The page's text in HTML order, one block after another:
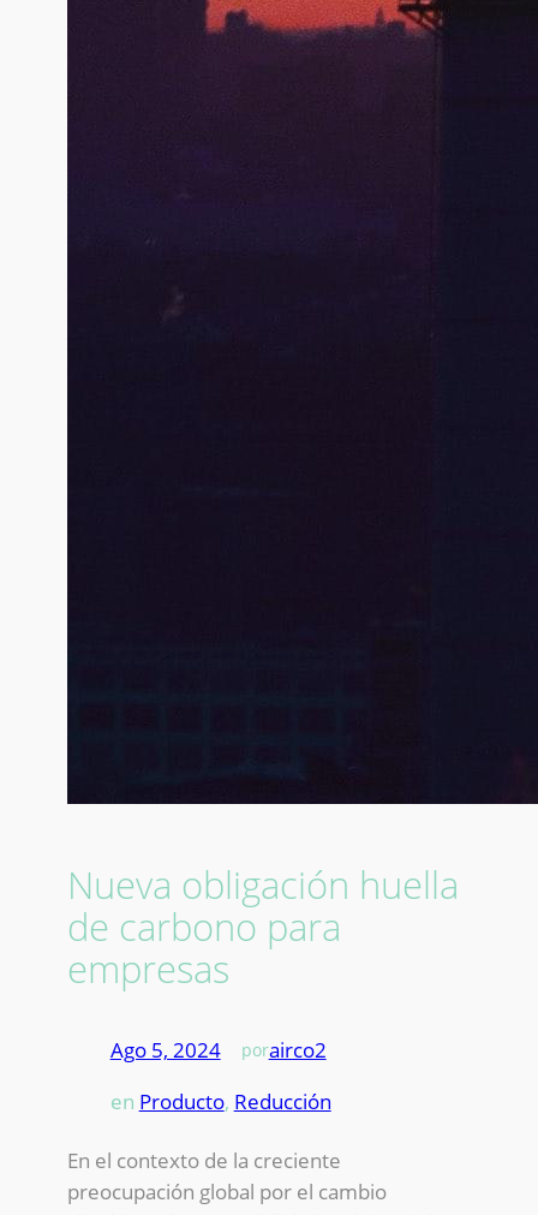
Nueva obligación huella
de carbono para
empresas
Ago 5, 2024— porairco2
en Producto, Reducción
En el contexto de la creciente
preocupación global por el cambio